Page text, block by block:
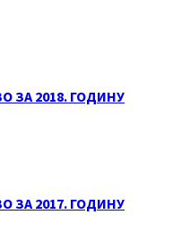
ЗА 2018. ГОДИНУ
ЗА 2017. ГОДИНУ